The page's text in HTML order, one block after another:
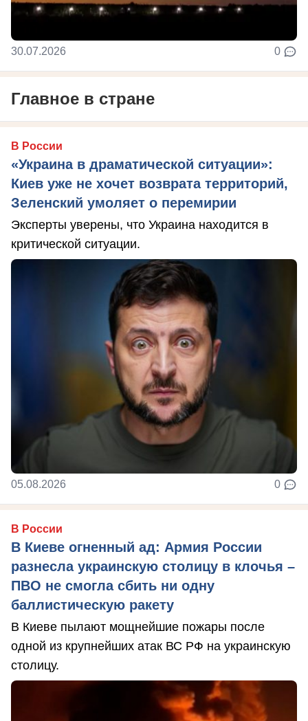
30.07.2026 0
Главное в стране
В России
«Украина в драматической ситуации»:
Киев уже не хочет возврата территорий,
Зеленский умоляет о перемирии
Эксперты уверены, что Украина находится в
критической ситуации.
05.08.2026 0
В России
В Киеве огненный ад: Армия России
разнесла украинскую столицу в клочья –
ПВО не смогла сбить ни одну
баллистическую ракету
В Киеве пылают мощнейшие пожары после
одной из крупнейших атак ВС РФ на украинскую
столицу.